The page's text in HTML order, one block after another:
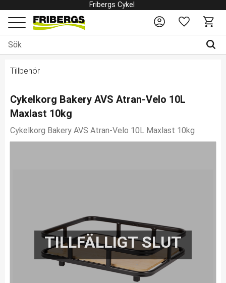
Meny
Fribergs Cykel
Favoriter
Tillbehör
Cykelkorg Bakery AVS Atran-Velo 10L
Maxlast 10kg
Cykelkorg Bakery AVS Atran-Velo 10L Maxlast 10kg